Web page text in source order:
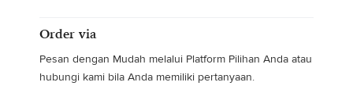
Order via
Pesan dengan Mudah melalui Platform Pilihan Anda atau
hubungi kami bila Anda memiliki pertanyaan.